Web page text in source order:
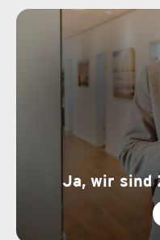
Ja, wir sind